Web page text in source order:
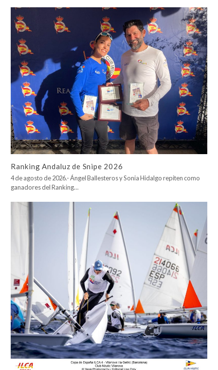
Ranking Andaluz de Snipe 2026
4 de agosto de 2026.- Ángel Ballesteros y Sonia Hidalgo repiten como
ganadores del Ranking…